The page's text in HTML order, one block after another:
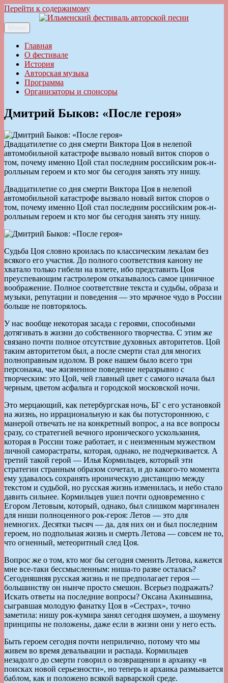
Перейти к содержимому
Ильменский фестиваль авторской песни
Меню
Главная
О фестивале
История
Авторская музыка
Программа
Организаторы и спонсоры
Дмитрий Быков: «После героя»
Двадцатилетие со дня смерти Виктора Цоя в нелепой
автомобильной катастрофе вызвало новый виток споров о
том, почему именно Цой стал последним российским рок-н-
ролльным героем и кто мог бы сегодня занять эту нишу.
Двадцатилетие со дня смерти Виктора Цоя в нелепой
автомобильной катастрофе вызвало новый виток споров о
том, почему именно Цой стал последним российским рок-н-
ролльным героем и кто мог бы сегодня занять эту нишу.
Судьба Цоя словно кроилась по классическим лекалам без
всякого его участия. До полного соответствия канону не
хватало только гибели на взлете, ибо представить Цоя
преуспевающим гастролером отказывалось самое циничное
воображение. Полное соответствие текста и судьбы, образа и
музыки, репутации и поведения — это мрачное чудо в России
больше не повторялось.
У нас вообще некоторая засада с героями, способными
дотягивать в жизни до собственного творчества. С этим же
связано почти полное отсутствие духовных авторитетов. Цой
таким авторитетом был, а после смерти стал для многих
полноправным идолом. В роке нашем было всего три
персонажа, чье жизненное поведение неразрывно с
творческим: это Цой, чей главный цвет с самого начала был
черным, цветом асфальта и городской московской ночи.
Это мерцающий, как петербургская ночь, БГ с его установкой
на жизнь, но иррациональную и как бы потустороннюю, с
манерой отвечать не на конкретный вопрос, а на все вопросы
сразу, со стратегией вечного иронического ускользания,
которая в России тоже работает, и с неизменным мужеством
личной саморастраты, которая, однако, не подчеркивается. А
третий такой герой — Илья Кормильцев, который эти
стратегии странным образом сочетал, и до какого-то момента
ему удавалось сохранять ироническую дистанцию между
текстом и судьбой, но русская жизнь изменилась, и небо стало
давить сильнее. Кормильцев ушел почти одновременно с
Егором Летовым, который, однако, был слишком маргинален
для ниши полноценного рок-героя: Летов — это для
немногих. Десятки тысяч — да, для них он и был последним
героем, но подпольная жизнь и смерть Летова — совсем не то,
что огненный, метеоритный след Цоя.
Вопрос же о том, кто мог бы сегодня сменить Летова, кажется
мне все-таки бессмысленным: ниша-то разве осталась?
Сегодняшняя русская жизнь и не предполагает героя —
большинству он нынче просто смешон. Всерьез подражать?
Искать ответы на последние вопросы? Оксана Акиньшина,
сыгравшая молодую фанатку Цоя в «Сестрах», точно
заметила: нишу рок-кумира занял сегодня шоумен, а шоумену
принципы не положены, даже если в жизни они у него есть.
Быть героем сегодня почти неприлично, потому что мы
живем во время девальвации и распада. Кормильцев
незадолго до смерти говорил о возвращении в архаику «в
поисках новой серьезности», но теперь и архаика размывается
баблом, как и положено всякой варварской среде.